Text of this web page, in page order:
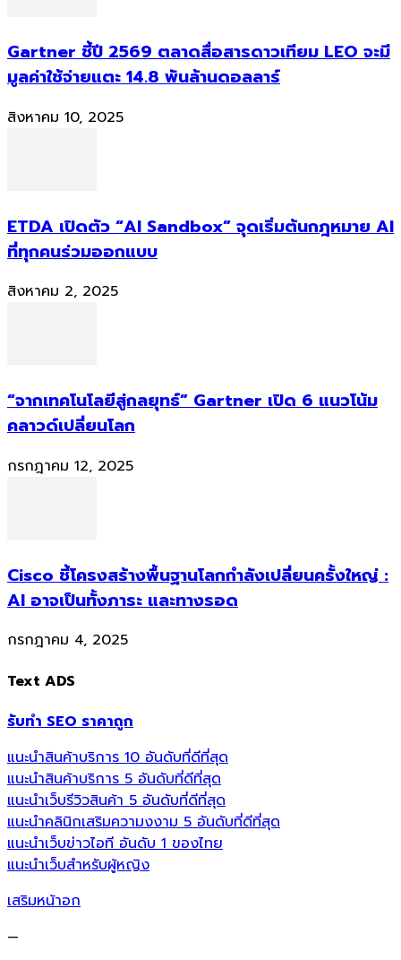
Gartner ชี้ปี 2569 ตลาดสื่อสารดาวเทียม LEO จะมี
มูลค่าใช้จ่ายแตะ 14.8 พันล้านดอลลาร์
สิงหาคม 10, 2025
ETDA เปิดตัว “AI Sandbox” จุดเริ่มต้นกฎหมาย AI
ที่ทุกคนร่วมออกแบบ
สิงหาคม 2, 2025
“จากเทคโนโลยีสู่กลยุทธ์” Gartner เปิด 6 แนวโน้ม
คลาวด์เปลี่ยนโลก
กรกฎาคม 12, 2025
Cisco ชี้โครงสร้างพื้นฐานโลกกำลังเปลี่ยนครั้งใหญ่ :
AI อาจเป็นทั้งภาระ และทางรอด
กรกฎาคม 4, 2025
Text ADS
รับทำ SEO ราคาถูก
แนะนำสินค้าบริการ 10 อันดับที่ดีที่สุด
แนะนำสินค้าบริการ 5 อันดับที่ดีที่สุด
แนะนำเว็บรีวิวสินค้า 5 อันดับที่ดีที่สุด
แนะนำคลินิกเสริมความงงาม 5 อันดับที่ดีที่สุด
แนะนำเว็บข่าวไอที อันดับ 1 ของไทย
แนะนำเว็บสำหรับผู้หญิง
เสริมหน้าอก
—